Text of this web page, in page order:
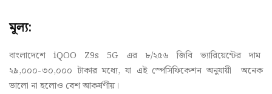
মূল্য:
বাংলাদেশে iQOO Z9s 5G এর ৮/২৫৬ জিবি ভ্যারিয়েন্টের দাম
২৯,০০০-৩০,০০০ টাকার মধ্যে, যা এই স্পেসিফিকেশন অনুযায়ী অনেক
ভালো না হলোও বেশ আকর্ষণীয়।